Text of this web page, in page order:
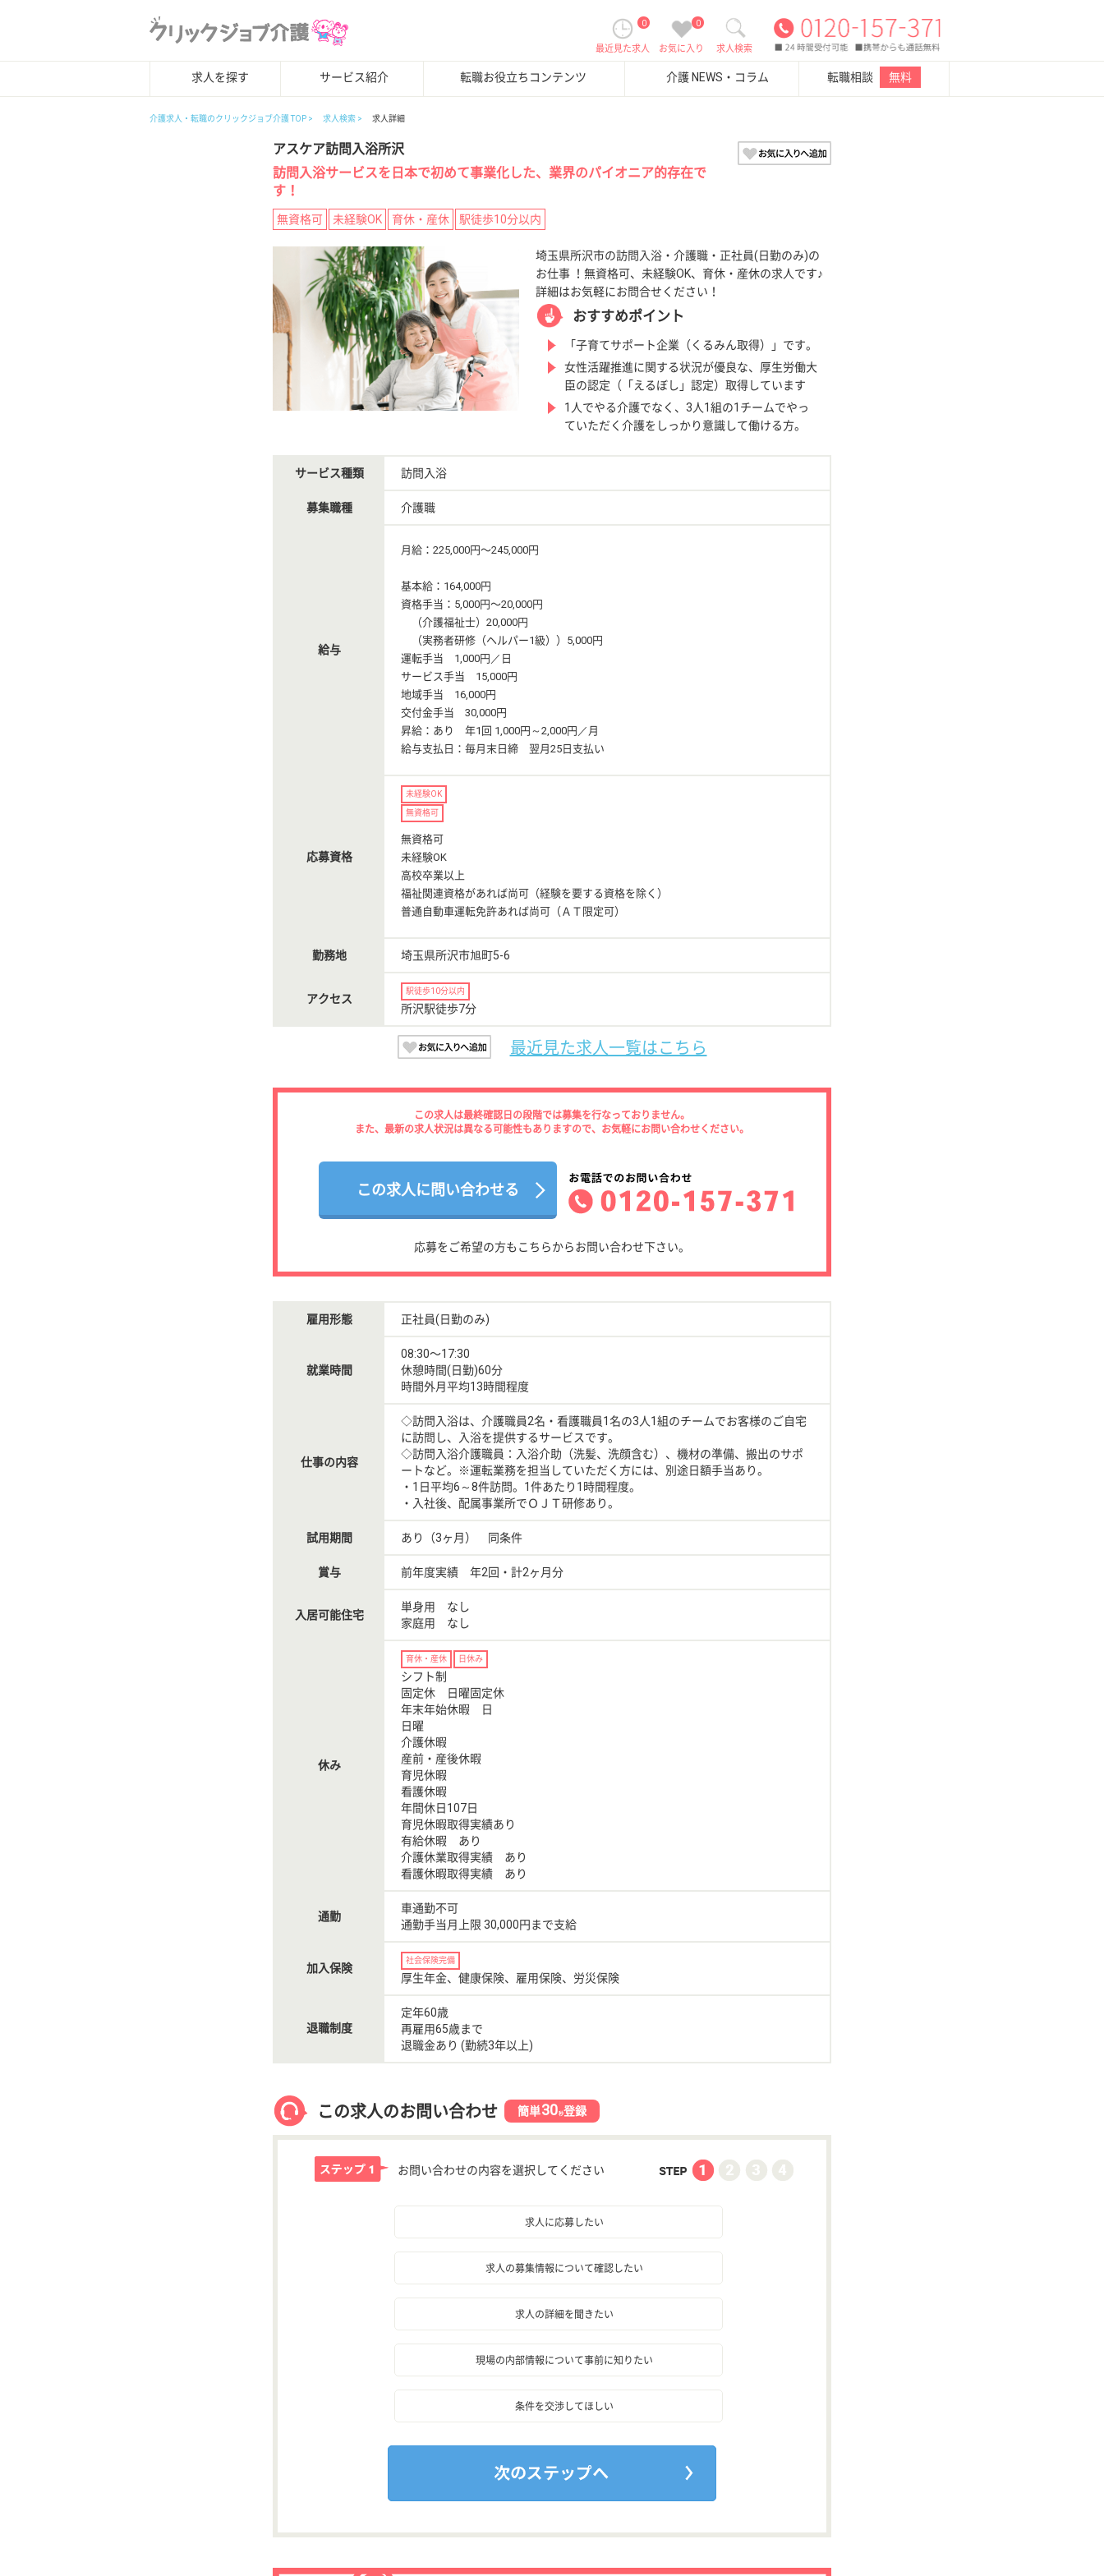
求人検索
0
お気に入り
0
最近見た求人
求人を探す サービス紹介 転職お役立ちコンテンツ 介護 NEWS・コラム 転職相談 無料
介護求人・転職のクリックジョブ介護 TOP 求人検索 求人詳細
アスケア訪問入浴所沢
訪問入浴サービスを日本で初めて事業化した、業界のパイオニア的存在で
す！
無資格可 未経験OK 育休・産休 駅徒歩10分以内
埼玉県所沢市の訪問入浴・介護職・正社員(日勤のみ)の
お仕事 ！無資格可、未経験OK、育休・産休の求人です♪
詳細はお気軽にお問合せください！
おすすめポイント
「子育てサポート企業（くるみん取得）」です。
女性活躍推進に関する状況が優良な、厚生労働大
臣の認定（「えるぼし」認定）取得しています
1人でやる介護でなく、3人1組の1チームでやっ
ていただく介護をしっかり意識して働ける方。
サービス種類 訪問入浴
募集職種 介護職
給与
月給：225,000円〜245,000円
基本給：164,000円
資格手当：5,000円〜20,000円
（介護福祉士）20,000円
（実務者研修（ヘルパー1級））5,000円
運転手当 1,000円／日
サービス手当 15,000円
地域手当 16,000円
交付金手当 30,000円
昇給：あり 年1回 1,000円～2,000円／月
給与支払日：毎月末日締 翌月25日支払い
応募資格
未経験OK
無資格可
無資格可
未経験OK
高校卒業以上
福祉関連資格があれば尚可（経験を要する資格を除く）
普通自動車運転免許あれば尚可（ＡＴ限定可）
勤務地 埼玉県所沢市旭町5-6
アクセス
駅徒歩10分以内
所沢駅徒歩7分
最近見た求人一覧はこちら
この求人は最終確認日の段階では募集を行なっておりません。
また、最新の求人状況は異なる可能性もありますので、お気軽にお問い合わせください。
この求人に問い合わせる
応募をご希望の方もこちらからお問い合わせ下さい。
雇用形態 正社員(日勤のみ)
就業時間
08:30〜17:30
休憩時間(日勤)60分
時間外月平均13時間程度
仕事の内容
◇訪問入浴は、介護職員2名・看護職員1名の3人1組のチームでお客様のご自宅
に訪問し、入浴を提供するサービスです。
◇訪問入浴介護職員：入浴介助（洗髪、洗顔含む）、機材の準備、搬出のサポ
ートなど。※運転業務を担当していただく方には、別途日額手当あり。
・1日平均6～8件訪問。1件あたり1時間程度。
・入社後、配属事業所でＯＪＴ研修あり。
試用期間 あり（3ヶ月） 同条件
賞与 前年度実績 年2回・計2ヶ月分
入居可能住宅
単身用 なし
家庭用 なし
休み
育休・産休 日休み
シフト制
固定休 日曜固定休
年末年始休暇 日
日曜
介護休暇
産前・産後休暇
育児休暇
看護休暇
年間休日107日
育児休暇取得実績あり
有給休暇 あり
介護休業取得実績 あり
看護休暇取得実績 あり
通勤
車通勤不可
通勤手当月上限 30,000円まで支給
加入保険
社会保険完備
厚生年金、健康保険、雇用保険、労災保険
退職制度
定年60歳
再雇用65歳まで
退職金あり (勤続3年以上)
この求人のお問い合わせ 簡単30秒登録
お問い合わせの内容を選択してください
求人に応募したい
求人の募集情報について確認したい
求人の詳細を聞きたい
現場の内部情報について事前に知りたい
条件を交渉してほしい